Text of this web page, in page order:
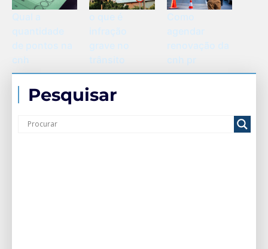
cnh
trânsito
cnh pr
Pesquisar